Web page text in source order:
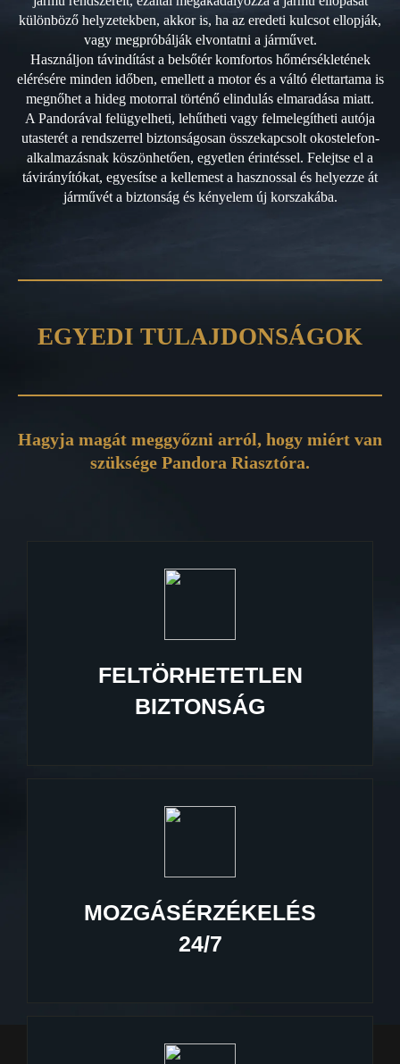
különböző helyzetekben, akkor is, ha az eredeti kulcsot ellopják,
vagy megpróbálják elvontatni a járművet.
Használjon távindítást a belsőtér komfortos hőmérsékletének
elérésére minden időben, emellett a motor és a váltó élettartama is
megnőhet a hideg motorral történő elindulás elmaradása miatt.
A Pandorával felügyelheti, lehűtheti vagy felmelegítheti autója
utasterét a rendszerrel biztonságosan összekapcsolt okostelefon-
alkalmazásnak köszönhetően, egyetlen érintéssel. Felejtse el a
távirányítókat, egyesítse a kellemest a hasznossal és helyezze át
járművét a biztonság és kényelem új korszakába.
EGYEDI TULAJDONSÁGOK
Hagyja magát meggyőzni arról, hogy miért van
szüksége Pandora Riasztóra.
FELTÖRHETETLEN
BIZTONSÁG
MOZGÁSÉRZÉKELÉS
24/7